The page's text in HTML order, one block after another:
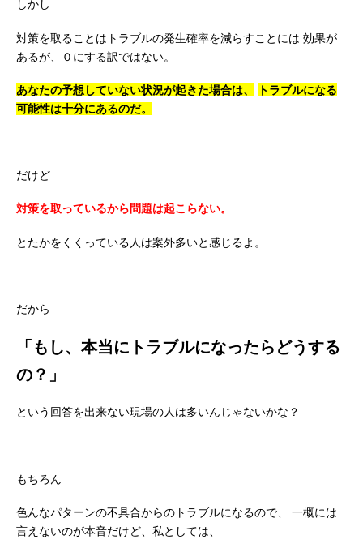
しかし
対策を取ることはトラブルの発生確率を減らすことには 効果が
あるが、０にする訳ではない。
あなたの予想していない状況が起きた場合は、
トラブルになる
可能性は十分にあるのだ。
だけど
対策を取っているから問題は起こらない。
とたかをくくっている人は案外多いと感じるよ。
だから
「もし、本当にトラブルになったらどうする
の？」
という回答を出来ない現場の人は多いんじゃないかな？
もちろん
色んなパターンの不具合からのトラブルになるので、
一概には
言えないのが本音だけど、私としては、